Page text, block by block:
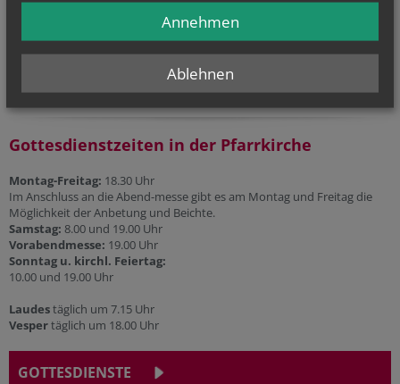
0800 100 252 1
Gottesdienstzeiten in der Pfarrkirche
Montag-Freitag: 18.30 Uhr
Im Anschluss an die Abend-messe gibt es am Montag und Freitag die
Möglichkeit der Anbetung und Beichte.
Samstag: 8.00 und 19.00 Uhr
Vorabendmesse: 19.00 Uhr
Sonntag u. kirchl. Feiertag:
10.00 und 19.00 Uhr
Laudestäglich um 7.15 Uhr
Vespertäglich um 18.00 Uhr
GOTTESDIENSTE
Ablehnen
Annehmen